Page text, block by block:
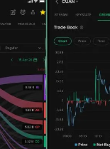
harga Rp186
harga Rp222